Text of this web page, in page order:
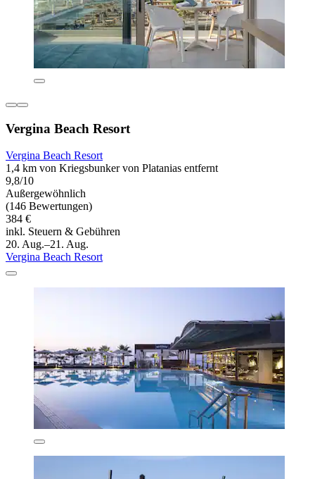
Vergina Beach Resort
Vergina Beach Resort
1,4 km von Kriegsbunker von Platanias entfernt
9,8/10
Außergewöhnlich
(146 Bewertungen)
384 €
inkl. Steuern & Gebühren
20. Aug.–21. Aug.
Vergina Beach Resort